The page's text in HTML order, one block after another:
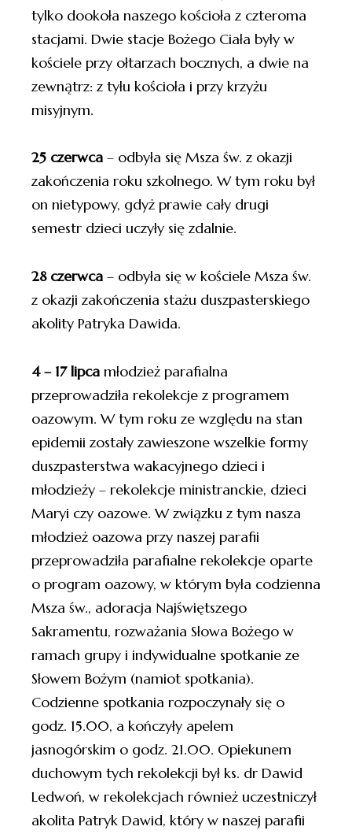
tylko dookoła naszego kościoła z czteroma
stacjami. Dwie stacje Bożego Ciała były w
kościele przy ołtarzach bocznych, a dwie na
zewnątrz: z tyłu kościoła i przy krzyżu
misyjnym.
25 czerwca – odbyła się Msza św. z okazji
zakończenia roku szkolnego. W tym roku był
on nietypowy, gdyż prawie cały drugi
semestr dzieci uczyły się zdalnie.
28 czerwca – odbyła się w kościele Msza św.
z okazji zakończenia stażu duszpasterskiego
akolity Patryka Dawida.
4 – 17 lipca młodzież parafialna
przeprowadziła rekolekcje z programem
oazowym. W tym roku ze względu na stan
epidemii zostały zawieszone wszelkie formy
duszpasterstwa wakacyjnego dzieci i
młodzieży – rekolekcje ministranckie, dzieci
Maryi czy oazowe. W związku z tym nasza
młodzież oazowa przy naszej parafii
przeprowadziła parafialne rekolekcje oparte
o program oazowy, w którym była codzienna
Msza św., adoracja Najświętszego
Sakramentu, rozważania Słowa Bożego w
ramach grupy i indywidualne spotkanie ze
Słowem Bożym (namiot spotkania).
Codzienne spotkania rozpoczynały się o
godz. 15.00, a kończyły apelem
jasnogórskim o godz. 21.00. Opiekunem
duchowym tych rekolekcji był ks. dr Dawid
Ledwoń, w rekolekcjach również uczestniczył
akolita Patryk Dawid, który w naszej parafii